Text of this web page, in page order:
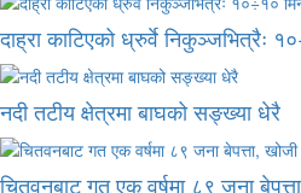
दाह्रा काटिएको ध्रुर्वे निकुञ्जभित्रैः
नदी तटीय क्षेत्रमा बाघको सङ्ख्या धेरै
चितवनबाट गत एक वर्षमा ८९ जना